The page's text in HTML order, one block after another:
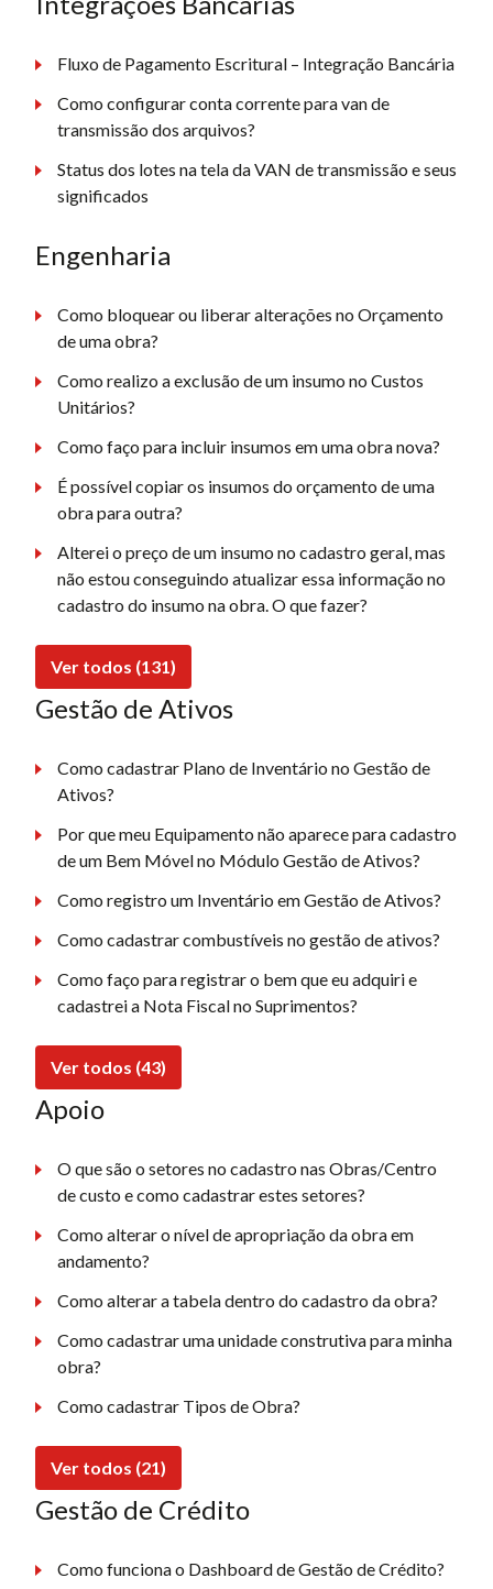
Fluxo de Pagamento Escritural – Integração Bancária
Como configurar conta corrente para van de
transmissão dos arquivos?
Status dos lotes na tela da VAN de transmissão e seus
significados
Engenharia
Como bloquear ou liberar alterações no Orçamento
de uma obra?
Como realizo a exclusão de um insumo no Custos
Unitários?
Como faço para incluir insumos em uma obra nova?
É possível copiar os insumos do orçamento de uma
obra para outra?
Alterei o preço de um insumo no cadastro geral, mas
não estou conseguindo atualizar essa informação no
cadastro do insumo na obra. O que fazer?
Ver todos (131)
Gestão de Ativos
Como cadastrar Plano de Inventário no Gestão de
Ativos?
Por que meu Equipamento não aparece para cadastro
de um Bem Móvel no Módulo Gestão de Ativos?
Como registro um Inventário em Gestão de Ativos?
Como cadastrar combustíveis no gestão de ativos?
Como faço para registrar o bem que eu adquiri e
cadastrei a Nota Fiscal no Suprimentos?
Ver todos (43)
Apoio
O que são o setores no cadastro nas Obras/Centro
de custo e como cadastrar estes setores?
Como alterar o nível de apropriação da obra em
andamento?
Como alterar a tabela dentro do cadastro da obra?
Como cadastrar uma unidade construtiva para minha
obra?
Como cadastrar Tipos de Obra?
Ver todos (21)
Gestão de Crédito
Como funciona o Dashboard de Gestão de Crédito?